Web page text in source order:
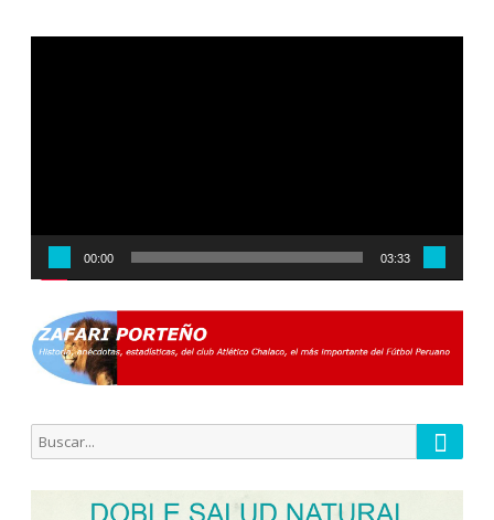
Reproductor
00:00 03:33
Buscar
por: